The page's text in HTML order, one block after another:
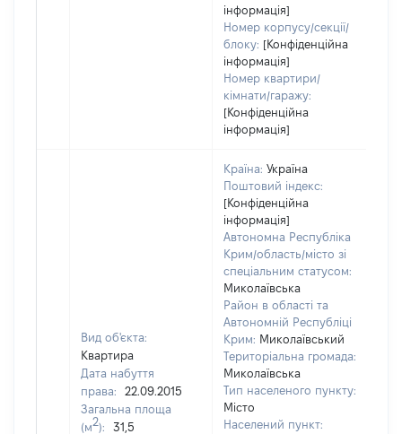
інформація]
Номер корпусу/секції/
блоку: [Конфіденційна
інформація]
Номер квартири/
кімнати/гаражу:
[Конфіденційна
інформація]
Вид об'єкта:
Квартира
Дата набуття
права:
22.09.2015
Загальна площа
(м2):
31,5
Країна: Україна
Поштовий індекс:
[Конфіденційна
інформація]
Автономна Республіка
Крим/область/місто зі
спеціальним статусом:
Миколаївська
Район в області та
Автономній Республіці
Крим: Миколаївський
Територіальна громада:
Миколаївська
Тип населеного пункту:
Місто
Населений пункт: